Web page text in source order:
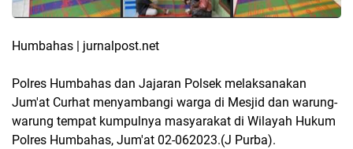
Humbahas | jurnalpost.net
Polres Humbahas dan Jajaran Polsek melaksanakan
Jum'at Curhat menyambangi warga di Mesjid dan warung-
warung tempat kumpulnya masyarakat di Wilayah Hukum
Polres Humbahas, Jum'at 02-062023.(J Purba).